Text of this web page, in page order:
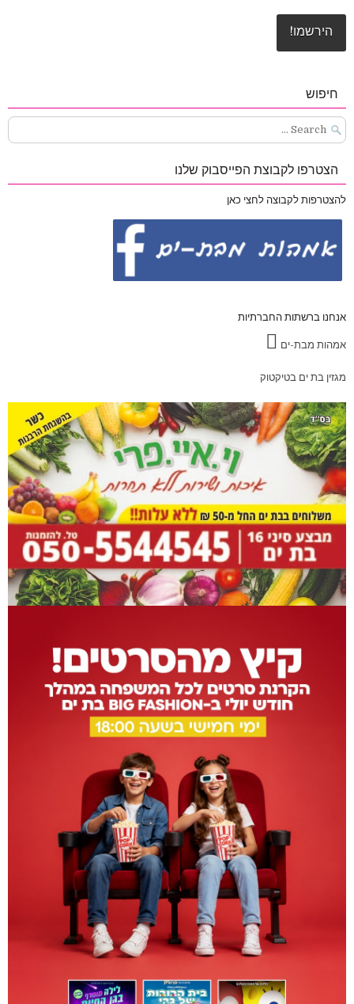
חיפוש
Search
for:
הצטרפו לקבוצת הפייסבוק שלנו
להצטרפות לקבוצה לחצי כאן
אנחנו ברשתות החברתיות
אמהות מבת-ים
מגזין בת ים בטיקטוק